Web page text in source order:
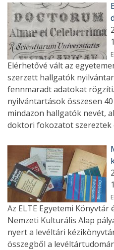
Elérhetővé vált az
szerzett hallgatók
fennmaradt adatokat
nyilvántartások összesen
mindazon hallgatók nevét,
doktori fokozatot szereztek
Az ELTE Egyetemi Könyvtár
Nemzeti Kulturális Alap
nyert a levéltári
összegből a